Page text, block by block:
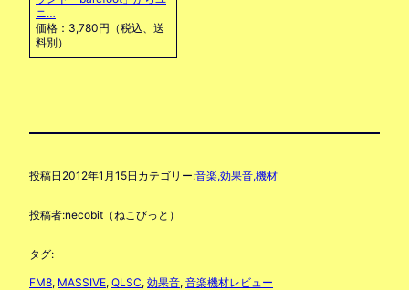
ニ…
価格：3,780円（税込、送
料別）
投稿日 2012年1月15日 カテゴリー:音楽,効果音,機材
投稿者:necobit（ねこびっと）
タグ:
FM8, MASSIVE, QLSC, 効果音, 音楽機材レビュー